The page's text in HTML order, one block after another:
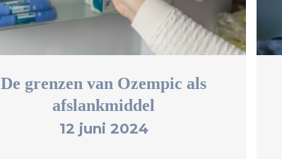
De grenzen van Ozempic als
afslankmiddel
12 juni 2024